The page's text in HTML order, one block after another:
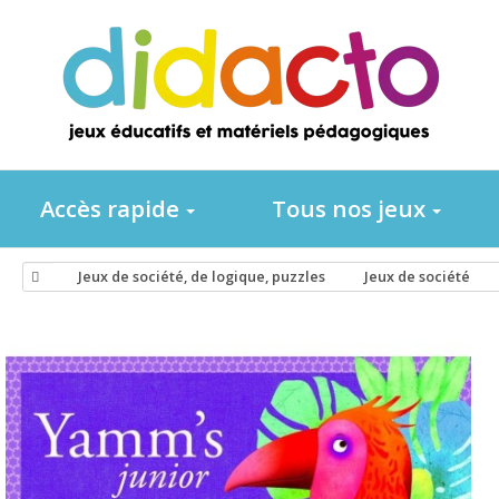
Accès rapide Tous nos jeux
Jeux de société, de logique, puzzles Jeux de société